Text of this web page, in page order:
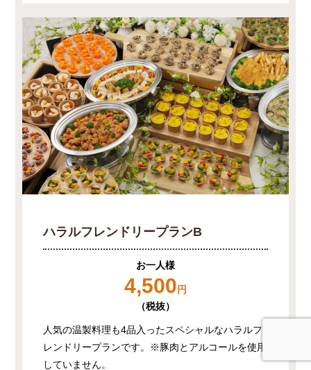
ハラルフレンドリープランB
お一人様
4,500 円
（税抜）
人気の温製料理も4品入ったスペシャルなハラルフ
レンドリープランです。※豚肉とアルコールを使用
していません。